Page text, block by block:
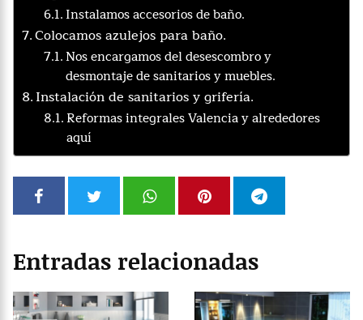
Instalamos accesorios de baño.
Colocamos azulejos para baño.
Nos encargamos del desescombro y
desmontaje de sanitarios y muebles.
Instalación de sanitarios y grifería.
Reformas integrales Valencia y alrededores
aquí
Entradas relacionadas